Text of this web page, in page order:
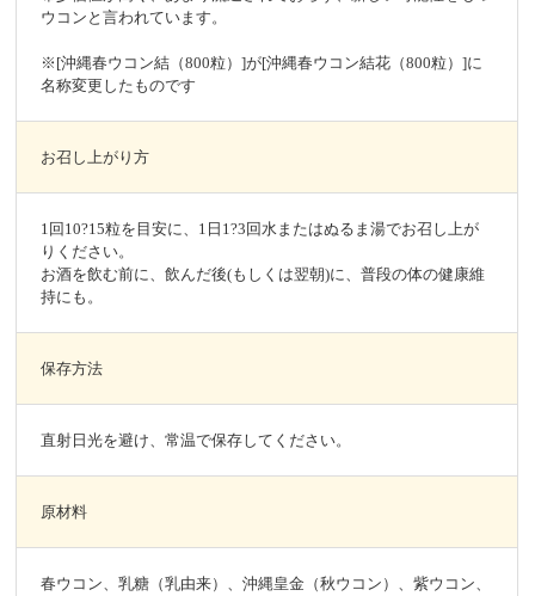
ウコンと言われています。
※[沖縄春ウコン結（800粒）]が[沖縄春ウコン結花（800粒）]に
名称変更したものです
お召し上がり方
1回10?15粒を目安に、1日1?3回水またはぬるま湯でお召し上が
りください。
お酒を飲む前に、飲んだ後(もしくは翌朝)に、普段の体の健康維
持にも。
保存方法
直射日光を避け、常温で保存してください。
原材料
春ウコン、乳糖（乳由来）、沖縄皇金（秋ウコン）、紫ウコン、